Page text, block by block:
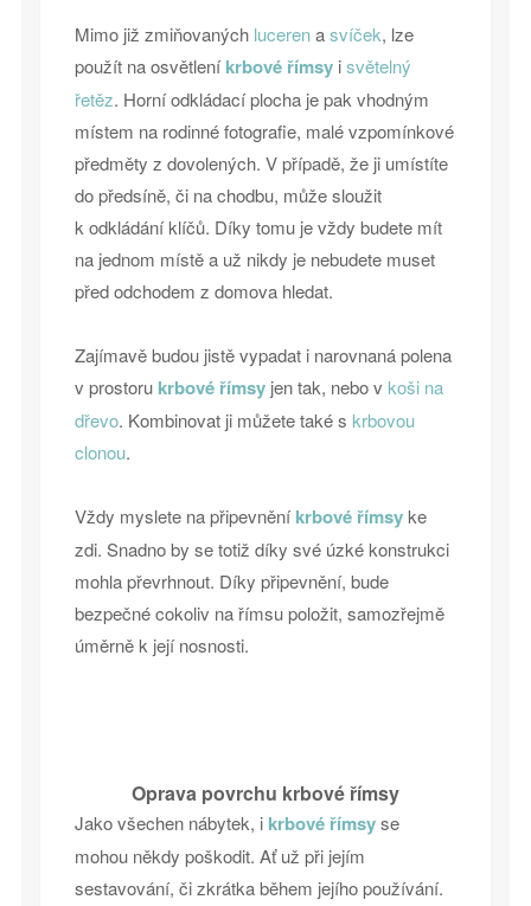
Mimo již zmiňovaných lucerenasvíček, lze
použít na osvětleníkrbové římsyisvětelný
řetěz. Horní odkládací plocha je pak vhodným
místem na rodinné fotografie, malé vzpomínkové
předměty z dovolených. V případě, že ji umístíte
do předsíně, či na chodbu, může sloužit
k odkládání klíčů. Díky tomu je vždy budete mít
na jednom místě a už nikdy je nebudete muset
před odchodem z domova hledat.
Zajímavě budou jistě vypadat i narovnaná polena
v prostoru krbové římsyjen tak, nebo v koši na
dřevo. Kombinovat ji můžete také s krbovou
clonou.
Vždy myslete na připevněníkrbové římsyke
zdi. Snadno by se totiž díky své úzké konstrukci
mohla převrhnout. Díky připevnění, bude
bezpečné cokoliv na římsu položit, samozřejmě
úměrně k její nosnosti.
Oprava povrchu krbové římsy
Jako všechen nábytek, i krbové římsyse
mohou někdy poškodit. Ať už při jejím
sestavování, či zkrátka během jejího používání.